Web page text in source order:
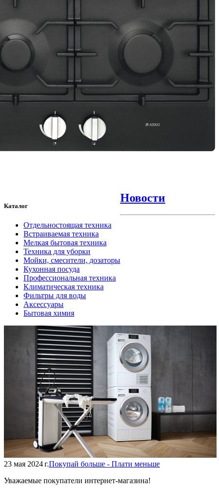
Каталог
Отдельностоящая техника
Встраиваемая техника
Мелкая бытовая техника
Техника для уборки
Мойки, смесители, дозаторы
Кухонная посуда
Профессиональная техника
Климатическая техника
Фильтры для воды
Аксессуары
Бытовая химия
Новости
23 мая 2024 г.Покупай больше - Плати меньше
Уважаемые покупатели интернет-магазина!